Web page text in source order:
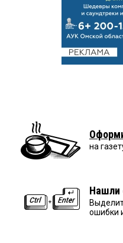
на
Нашли
ошибки